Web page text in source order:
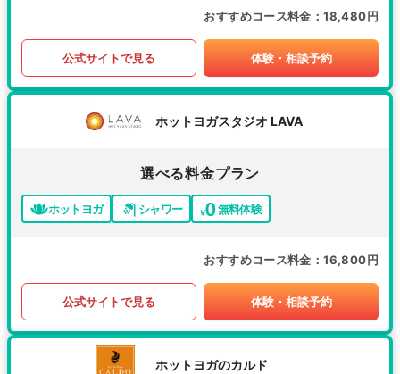
おすすめコース料金 18,480円
公式サイトで見る 体験・相談予約
ホットヨガスタジオ LAVA
選べる料金プラン
ホットヨガ シャワー 無料体験
おすすめコース料金 16,800円
公式サイトで見る 体験・相談予約
ホットヨガのカルド